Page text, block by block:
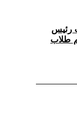
رئيس
طلاب